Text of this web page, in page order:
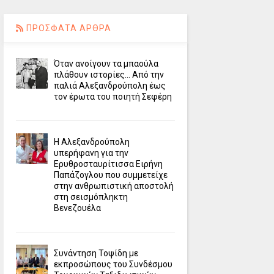
ΠΡΟΣΦΑΤΑ ΑΡΘΡΑ
Όταν ανοίγουν τα μπαούλα
πλάθουν ιστορίες... Από την
παλιά Αλεξανδρούπολη έως
τον έρωτα του ποιητή Σεφέρη
Η Αλεξανδρούπολη
υπερήφανη για την
Ερυθροσταυρίτισσα Ειρήνη
Παπάζογλου που συμμετείχε
στην ανθρωπιστική αποστολή
στη σεισμόπληκτη
Βενεζουέλα
Συνάντηση Τοψίδη με
εκπροσώπους του Συνδέσμου